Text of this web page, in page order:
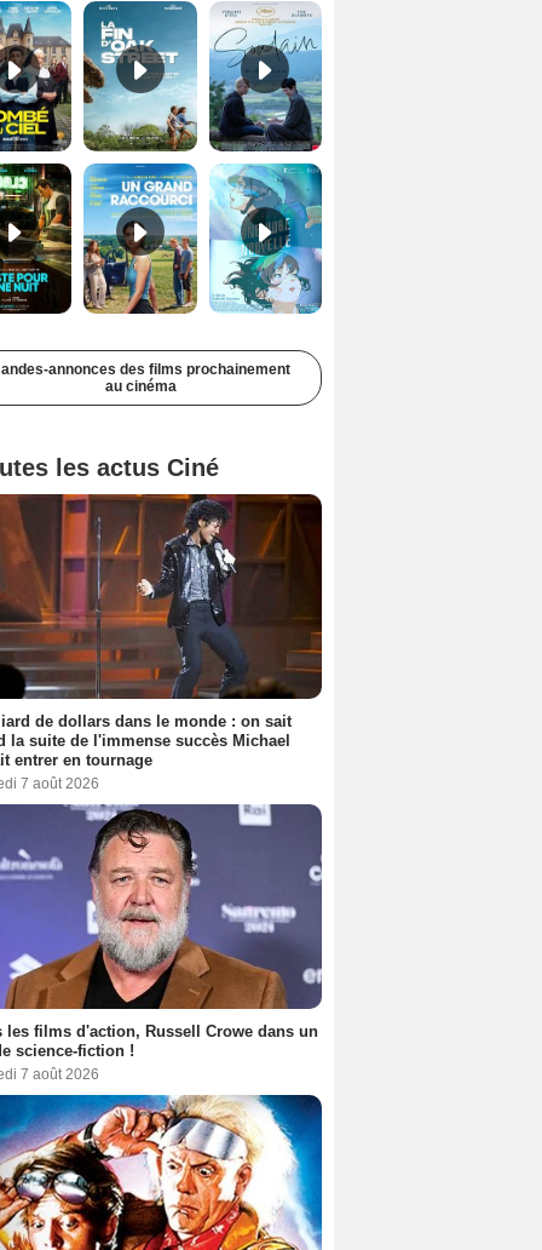
Juste pour une nuit Bande-annonce VO STFR Un grand raccourci Bande-annonce VF Une aube nouvelle Bande-annonce VO STFR
annonces des films prochainement
au cinéma
les actus Ciné
de dollars dans le monde : on sait
la suite de l'immense succès Michael
entrer en tournage
7 août 2026
les films d'action, Russell Crowe dans un
science-fiction !
7 août 2026